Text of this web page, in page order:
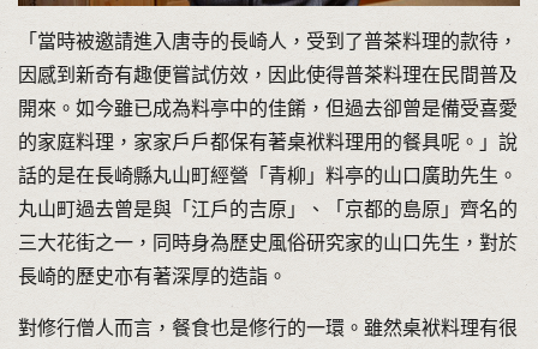
「當時被邀請進入唐寺的長崎人，受到了普茶料理的款待，
因感到新奇有趣便嘗試仿效，因此使得普茶料理在民間普及
開來。如今雖已成為料亭中的佳餚，但過去卻曾是備受喜愛
的家庭料理，家家戶戶都保有著桌袱料理用的餐具呢。」說
話的是在長崎縣丸山町經營「青柳」料亭的山口廣助先生。
丸山町過去曾是與「江戶的吉原」、「京都的島原」齊名的
三大花街之一，同時身為歷史風俗研究家的山口先生，對於
長崎的歷史亦有著深厚的造詣。
對修行僧人而言，餐食也是修行的一環。雖然桌袱料理有很